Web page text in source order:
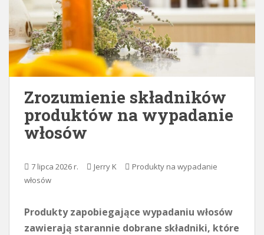
Zrozumienie składników
produktów na wypadanie
włosów
7 lipca 2026 r. Jerry K
Produkty na wypadanie
włosów
Produkty zapobiegające wypadaniu włosów
zawierają starannie dobrane składniki, które